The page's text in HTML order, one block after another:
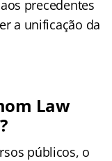
precedentes
a unificação da
Law
públicos, o